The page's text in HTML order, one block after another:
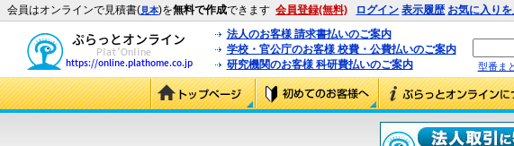
会員はオンラインで見積書(見本)を無料で作成できます 会員登録(無料) ログイン 表示履歴 お気に入りを
法人のお客様 請求書払いのご案内
学校・官公庁のお客様 校費・公費払いのご案内
研究機関のお客様 科研費払いのご案内
型番ま